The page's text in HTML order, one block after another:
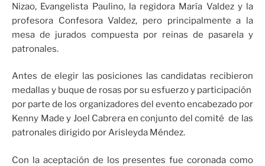
Nizao, Evangelista Paulino, la regidora María Valdez y la
profesora Confesora Valdez, pero principalmente a la
mesa de jurados compuesta por reinas de pasarela y
patronales.
Antes de elegir las posiciones las candidatas recibieron
medallas y buque de rosas por su esfuerzo y participación
por parte de los organizadores del evento encabezado por
Kenny Made y Joel Cabrera en conjunto del comité de las
patronales dirigido por Arisleyda Méndez.
Con la aceptación de los presentes fue coronada como